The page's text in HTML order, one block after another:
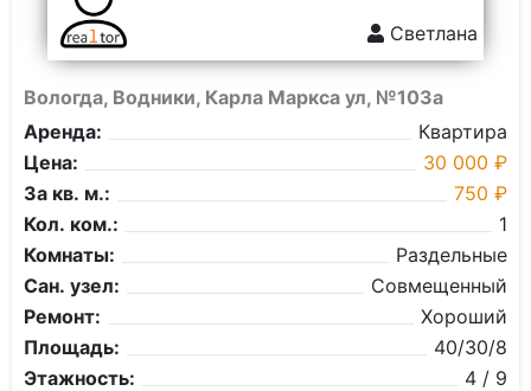
Светлана
Вологда, Водники, Карла Маркса ул, №103а
Аренда:
Квартира
Цена:
30 000 ₽
За кв. м.:
750 ₽
Кол. ком.:
1
Комнаты:
Раздельные
Сан. узел:
Совмещенный
Ремонт:
Хороший
Площадь:
40/30/8
Этажность:
4 / 9